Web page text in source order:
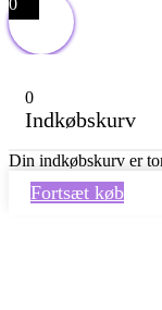
0
Indkøbskurv
Din indkøbskurv er
Fortsæt køb